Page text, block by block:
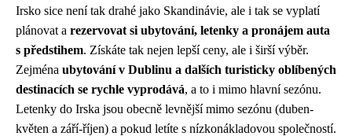
Irsko sice není tak drahé jako Skandinávie, ale i tak se vyplatí
plánovat a rezervovat si ubytování, letenky a pronájem auta
s předstihem. Získáte tak nejen lepší ceny, ale i širší výběr.
Zejména ubytování v Dublinu a dalších turisticky oblíbených
destinacích se rychle vyprodává, a to i mimo hlavní sezónu.
Letenky do Irska jsou obecně levnější mimo sezónu (duben-
květen a září-říjen) a pokud letíte s nízkonákladovou společností.